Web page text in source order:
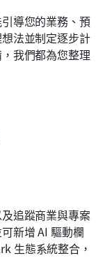
導您的業務、預
法並制定逐步計
我們都為您整理
追蹤商業與專案
新增 AI 驅動欄
生態系統整合，